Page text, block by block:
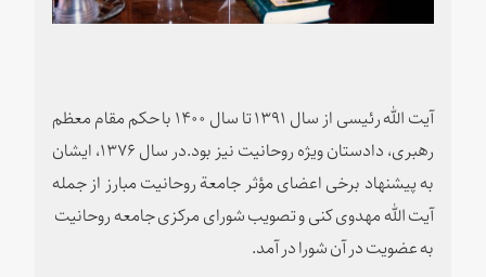
آیت الله رئیسی از سال ۱۳۹۱ تا سال ۱۴۰۰ با حکم مقام معظم
رهبری، دادستان ویژه روحانیت نیز بود.
در سال ۱۳۷۶، ایشان
به پیشنهاد برخی اعضای مؤثر جامعة روحانیت مبارز از جمله
آیت‌ الله مهدوی کنی و تصویب شورای مرکزی جامعه روحانیت
به عضویت در آن شورا در آمد.